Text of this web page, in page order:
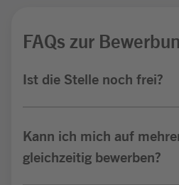
FAQs zur
Ist die Stelle noch frei?
Kann ich mich auf
gleichzeitig bewerben?